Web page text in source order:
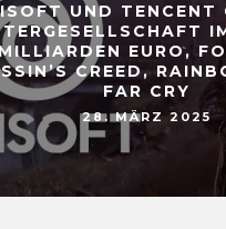
UND TENCENT
EURO,
CREED,
FAR CRY
28. MÄRZ 2025